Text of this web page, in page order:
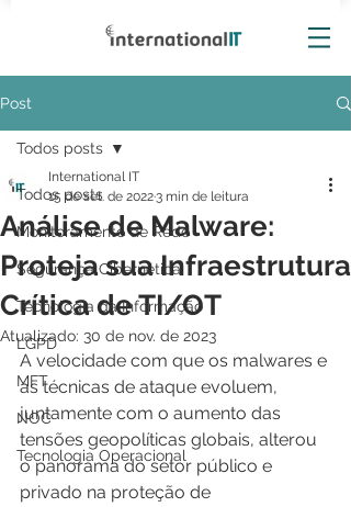
Post
Todos posts
Monitoramento de Rede
Segurança Cibernética
Tecnologia da Informação
LGPD
MFT
NOC
Tecnologia Operacional
Todos posts
Análise de Malware:
Proteja sua Infraestrutura
Crítica de TI/OT
International IT
15 de set. de 20223 min de leitura
Atualizado: 30 de nov. de 2023
A velocidade com que os malwares e
as técnicas de ataque evoluem,
juntamente com o aumento das
tensões geopolíticas globais, alterou
o panorama do setor público e
privado na proteção de